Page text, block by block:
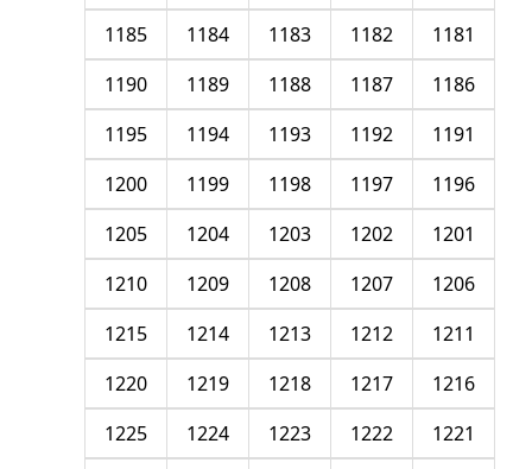
1181
1182
1183
1184
1185
1186
1187
1188
1189
1190
1191
1192
1193
1194
1195
1196
1197
1198
1199
1200
1201
1202
1203
1204
1205
1206
1207
1208
1209
1210
1211
1212
1213
1214
1215
1216
1217
1218
1219
1220
1221
1222
1223
1224
1225